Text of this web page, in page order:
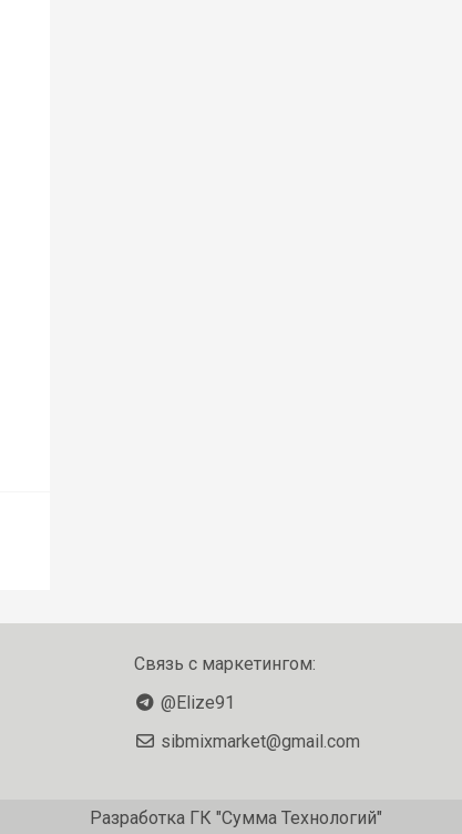
Связь с маркетингом:
@Elize91
sibmixmarket@gmail.com
Разработка ГК "Сумма Технологий"